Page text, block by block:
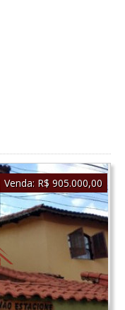
Venda: R$ 905.000,00